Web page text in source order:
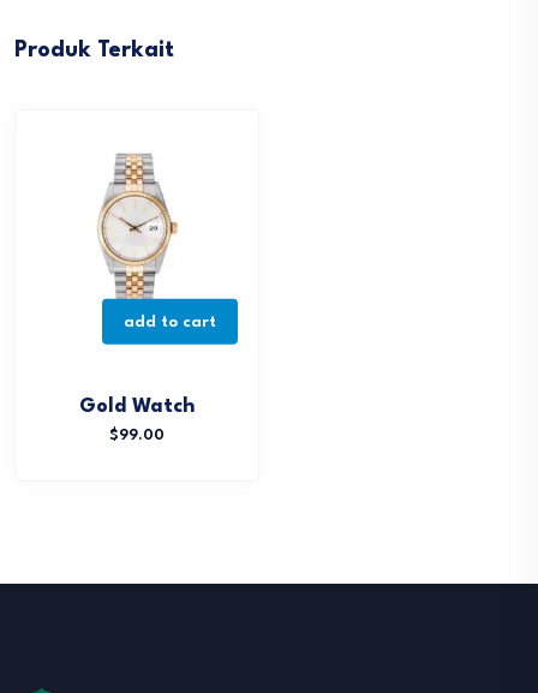
Produk Terkait
add to cart
Gold Watch
$99.00